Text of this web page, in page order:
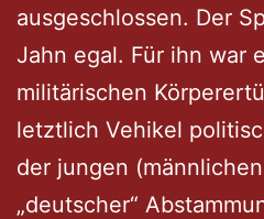
ausgeschlossen. Der
Jahn egal. Für ihn war
militärischen
letztlich Vehikel
der jungen
„deutscher“